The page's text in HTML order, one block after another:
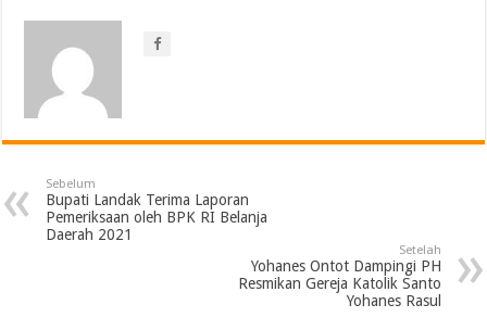
Sebelum
Bupati Landak Terima Laporan
Pemeriksaan oleh BPK RI Belanja
Daerah 2021
Setelah
Yohanes Ontot Dampingi PH
Resmikan Gereja Katolik Santo
Yohanes Rasul